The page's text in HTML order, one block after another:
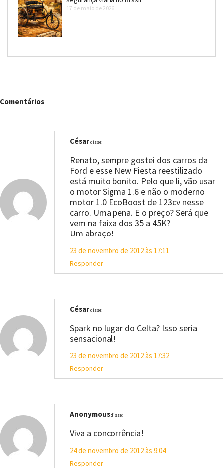
17 de maio de 2026
Comentários
Césardisse:
Renato, sempre gostei dos carros da
Ford e esse New Fiesta reestilizado
está muito bonito. Pelo que li, vão usar
o motor Sigma 1.6 e não o moderno
motor 1.0 EcoBoost de 123cv nesse
carro. Uma pena. E o preço? Será que
vem na faixa dos 35 a 45K?
Um abraço!
23 de novembro de 2012 às 17:11
Responder
Césardisse:
Spark no lugar do Celta? Isso seria
sensacional!
23 de novembro de 2012 às 17:32
Responder
Anonymousdisse:
Viva a concorrência!
24 de novembro de 2012 às 9:04
Responder